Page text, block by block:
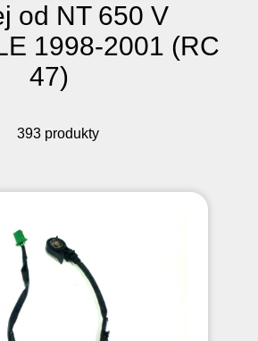
od NT 650 V
1998-2001 (RC
47)
393 produkty